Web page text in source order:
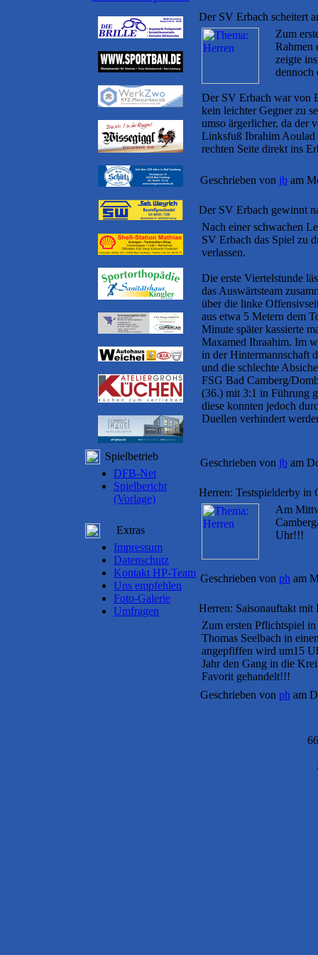
Spielbetrieb
DFB-Net
Spielbericht
(Vorlage)
Extras
Impressum
Datenschutz
Kontakt HP-Team
Uns empfehlen
Foto-Galerie
Umfragen
Der SV Erbach scheitert
Zum
Rahmen
zeigte
dennoch
Der SV Erbach war von
kein leichter Gegner zu
umso ärgerlicher, da der
Linksfuß Ibrahim Aoulad
rechten Seite direkt ins
Geschrieben von jb am
Der SV Erbach gewinnt
Nach einer schwachen
SV Erbach das Spiel zu
verlassen.
Die erste Viertelstunde
das Auswärtsteam
über die linke
aus etwa 5 Metern dem
Minute später kassierte
Maxamed Ibraahim. Im
in der Hintermannschaft
und die schlechte
FSG Bad Camberg/
(36.) mit 3:1 in Führung
diese konnten jedoch
Duellen verhindert
Geschrieben von jb am
Herren: Testspielderby in
Am
Uhr!!!
Geschrieben von ph am
Herren: Saisonauftakt
Zum ersten Pflichtspiel
Thomas Seelbach in
angepfiffen wird um15
Jahr den Gang in die
Favorit gehandelt!!!
Geschrieben von ph am